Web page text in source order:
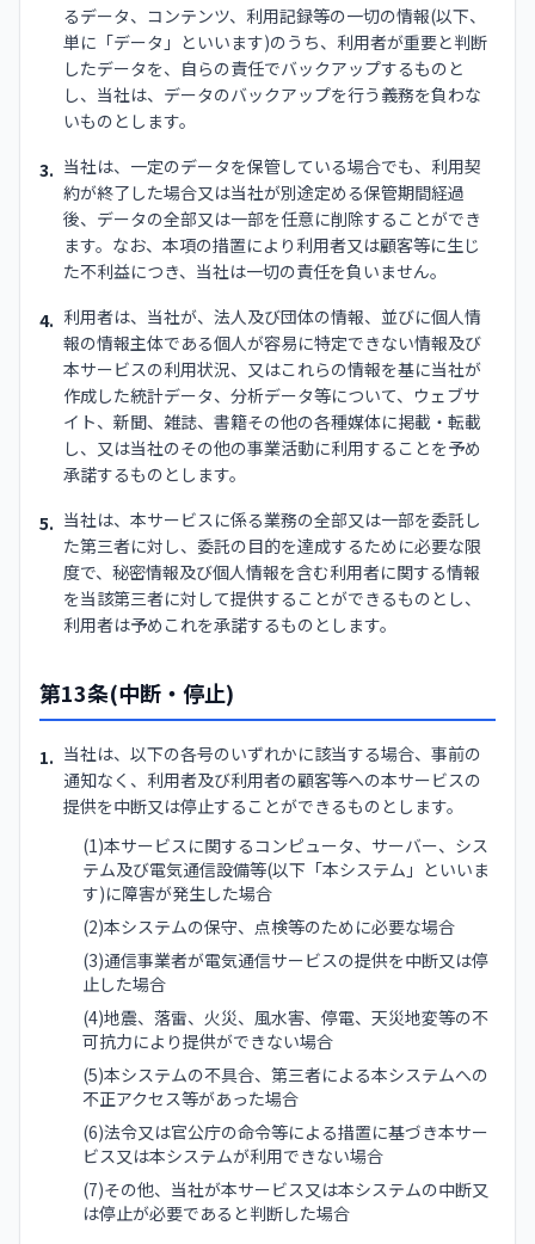
るデータ、コンテンツ、利用記録等の一切の情報(以下、
単に「データ」といいます)のうち、利用者が重要と判断
したデータを、自らの責任でバックアップするものと
し、当社は、データのバックアップを行う義務を負わな
いものとします。
3. 当社は、一定のデータを保管している場合でも、利用契
約が終了した場合又は当社が別途定める保管期間経過
後、データの全部又は一部を任意に削除することができ
ます。なお、本項の措置により利用者又は顧客等に生じ
た不利益につき、当社は一切の責任を負いません。
4. 利用者は、当社が、法人及び団体の情報、並びに個人情
報の情報主体である個人が容易に特定できない情報及び
本サービスの利用状況、又はこれらの情報を基に当社が
作成した統計データ、分析データ等について、ウェブサ
イト、新聞、雑誌、書籍その他の各種媒体に掲載・転載
し、又は当社のその他の事業活動に利用することを予め
承諾するものとします。
5. 当社は、本サービスに係る業務の全部又は一部を委託し
た第三者に対し、委託の目的を達成するために必要な限
度で、秘密情報及び個人情報を含む利用者に関する情報
を当該第三者に対して提供することができるものとし、
利用者は予めこれを承諾するものとします。
第13条(中断・停止)
1. 当社は、以下の各号のいずれかに該当する場合、事前の
通知なく、利用者及び利用者の顧客等への本サービスの
提供を中断又は停止することができるものとします。
(1)本サービスに関するコンピュータ、サーバー、シス
テム及び電気通信設備等(以下「本システム」といいま
す)に障害が発生した場合
(2)本システムの保守、点検等のために必要な場合
(3)通信事業者が電気通信サービスの提供を中断又は停
止した場合
(4)地震、落雷、火災、風水害、停電、天災地変等の不
可抗力により提供ができない場合
(5)本システムの不具合、第三者による本システムへの
不正アクセス等があった場合
(6)法令又は官公庁の命令等による措置に基づき本サー
ビス又は本システムが利用できない場合
(7)その他、当社が本サービス又は本システムの中断又
は停止が必要であると判断した場合